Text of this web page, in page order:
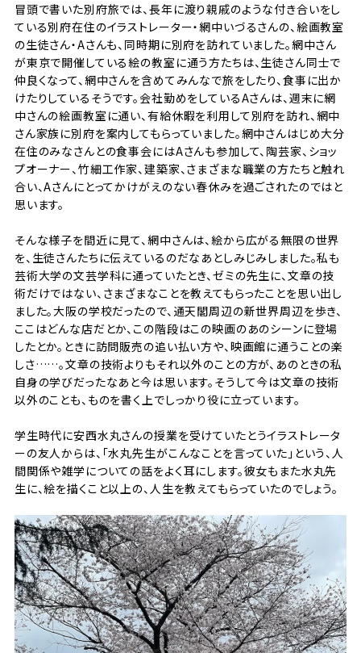
冒頭で書いた別府旅では、長年に渡り親戚のような付き合いをし
ている別府在住のイラストレーター・網中いづるさんの、絵画教室
の生徒さん・Aさんも、同時期に別府を訪れていました。網中さん
が東京で開催している絵の教室に通う方たちは、生徒さん同士で
仲良くなって、網中さんを含めてみんなで旅をしたり、食事に出か
けたりしているそうです。会社勤めをしているAさんは、週末に網
中さんの絵画教室に通い、有給休暇を利用して別府を訪れ、網中
さん家族に別府を案内してもらっていました。網中さんはじめ大分
在住のみなさんとの食事会にはAさんも参加して、陶芸家、ショッ
プオーナー、竹細工作家、建築家、さまざまな職業の方たちと触れ
合い、Aさんにとってかけがえのない春休みを過ごされたのではと
思います。
そんな様子を間近に見て、網中さんは、絵から広がる無限の世界
を、生徒さんたちに伝えているのだなあとしみじみしました。私も
芸術大学の文芸学科に通っていたとき、ゼミの先生に、文章の技
術だけではない、さまざまなことを教えてもらったことを思い出し
ました。大阪の学校だったので、通天閣周辺の新世界周辺を歩き、
ここはどんな店だとか、この階段はこの映画のあのシーンに登場
したとか。ときに訪問販売の追い払い方や、映画館に通うことの楽
しさ……。文章の技術よりもそれ以外のことの方が、あのときの私
自身の学びだったなあと今は思います。そうして今は文章の技術
以外のことも、ものを書く上でしっかり役に立っています。
学生時代に安西水丸さんの授業を受けていたとうイラストレータ
ーの友人からは、「水丸先生がこんなことを言っていた」という、人
間関係や雑学についての話をよく耳にします。彼女もまた水丸先
生に、絵を描くこと以上の、人生を教えてもらっていたのでしょう。